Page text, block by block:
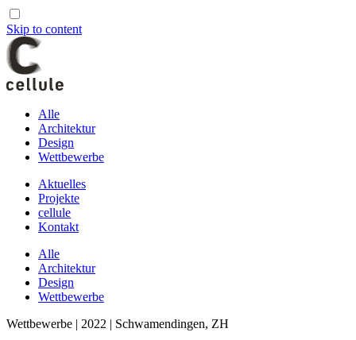
Skip to content
Alle
Architektur
Design
Wettbewerbe
Aktuelles
Projekte
cellule
Kontakt
Alle
Architektur
Design
Wettbewerbe
Wettbewerbe | 2022 | Schwamendingen, ZH